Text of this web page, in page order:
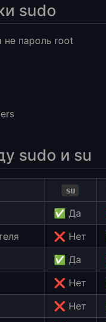
sudo
не пароль root
sudo и su
su
✅ Да
❌ Нет
✅ Да
❌ Нет
❌ Нет